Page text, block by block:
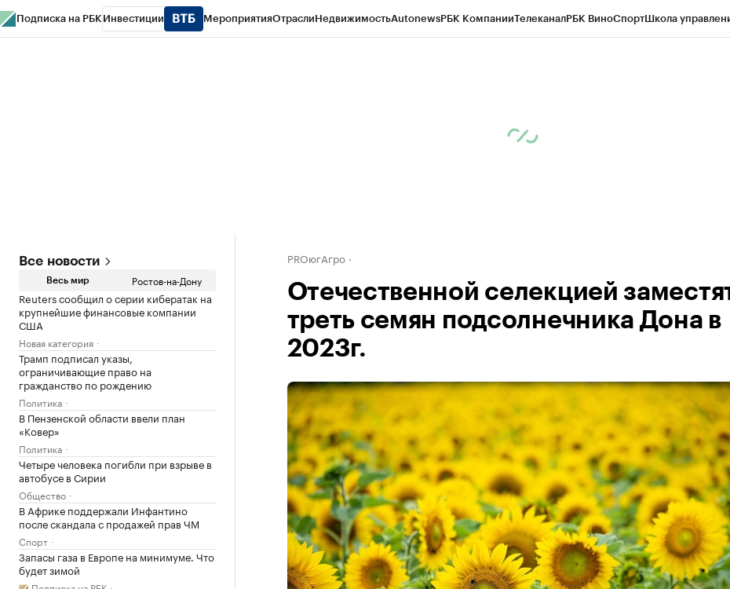
Подписка на РБК Инвестиции МероприятияОтраслиНедвижимостьAutonewsРБК КомпанииТелеканалРБК ВиноСпортШкола
Все новости
Весь мир Ростов-на-Дону
Reuters сообщил о серии кибератак на
крупнейшие финансовые компании
США
Новая категория
Трамп подписал указы,
ограничивающие право на
гражданство по рождению
Политика
В Пензенской области ввели план
«Ковер»
Политика
Четыре человека погибли при взрыве в
автобусе в Сирии
Общество
В Африке поддержали Инфантино
после скандала с продажей прав ЧМ
Спорт
Запасы газа в Европе на минимуме. Что
будет зимой
PROюгАгро
Отечественной селекцией
треть семян подсолнечника Дона в
2023г.